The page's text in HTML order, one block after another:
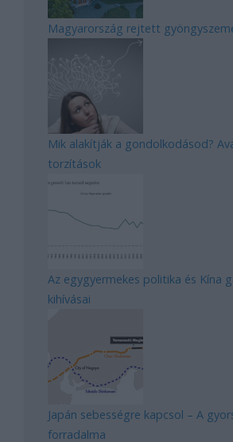
Magyarország rejtett
Mik alakítják a gondolkodásod?
torzítások
Az egygyermekes politika és Kína
kihívásai
Japán sebességre kapcsol – A
forradalma